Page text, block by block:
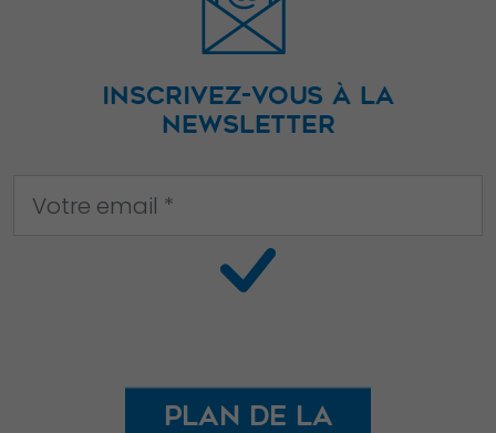
INSCRIVEZ-VOUS À LA
NEWSLETTER
Plan de la